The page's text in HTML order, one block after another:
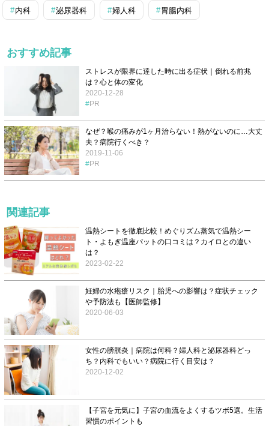
内科 泌尿器科 婦人科 胃腸内科
おすすめ記事
ストレスが限界に達した時に出る症状｜倒れる前兆
は？心と体の変化
2020-12-28
PR
なぜ？喉の痛みが1ヶ月治らない！熱がないのに…大丈
夫？病院行くべき？
2019-11-06
PR
関連記事
温熱シートを徹底比較！めぐりズム蒸気で温熱シー
ト・よもぎ温座パットの口コミは？カイロとの違い
は？
2023-02-22
妊婦の水疱瘡リスク｜胎児への影響は？症状チェック
や予防法も【医師監修】
2020-06-03
女性の膀胱炎｜病院は何科？婦人科と泌尿器科どっ
ち？内科でもいい？病院に行く目安は？
2020-12-02
【子宮を元気に】子宮の血流をよくするツボ5選。生活
習慣のポイントも